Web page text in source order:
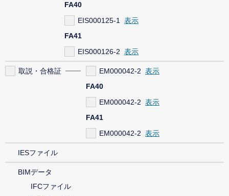
FA40
EIS000125-1
FA41
EIS000126-2
取説・合格証
EM000042-2
FA40
EM000042-2
FA41
EM000042-2
IESファイル
BIMデータ
IFCファイル